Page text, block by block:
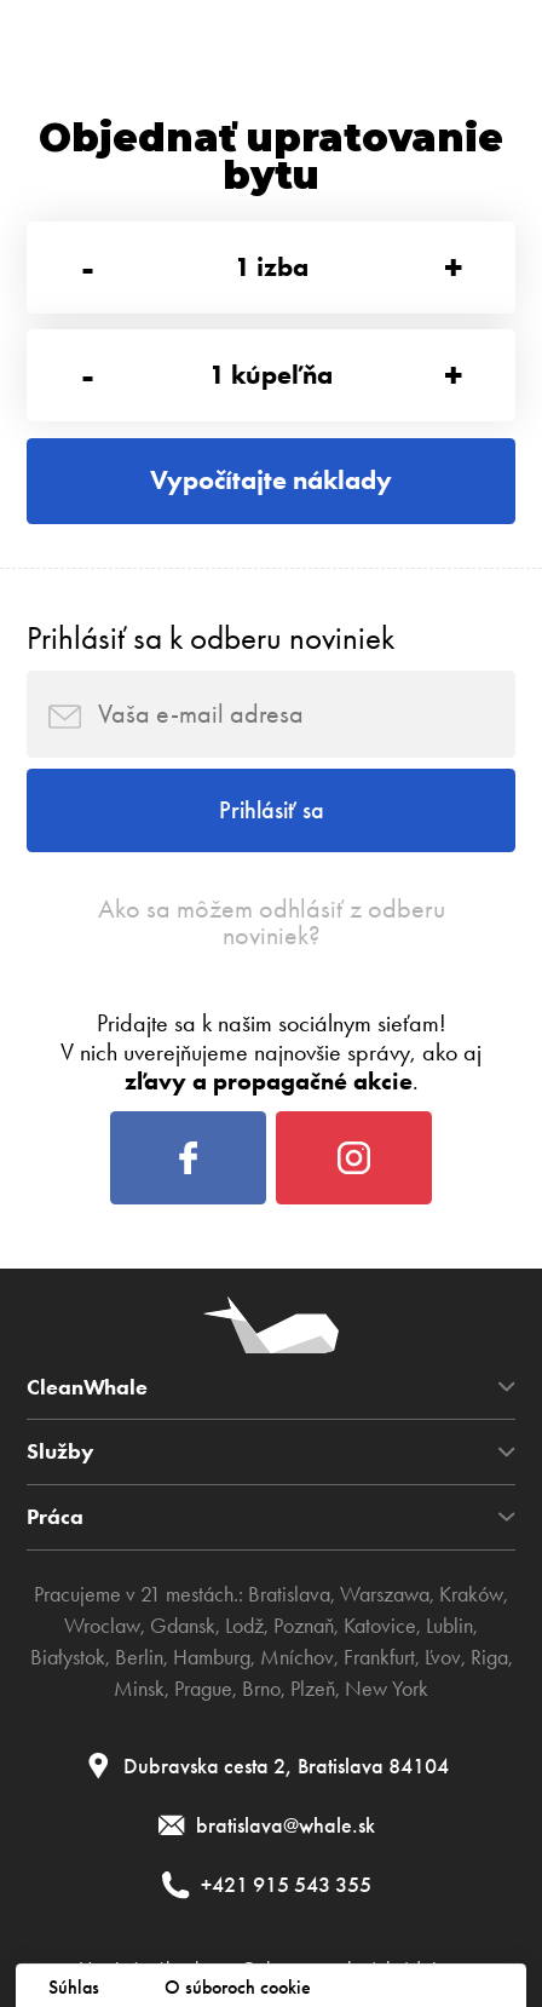
Súhlas O súboroch cookie
Objednať upratovanie
bytu
-
1 izba +
- 1 kúpeľňa +
Vypočítajte náklady
Prihlásiť sa k odberu noviniek
Prihlásiť sa
Ako sa môžem odhlásiť z odberu
noviniek?
Pridajte sa k našim sociálnym sieťam!
V nich uverejňujeme najnovšie správy, ako aj
zľavy a propagačné akcie.
CleanWhale
Služby
Práca
Pracujeme v 21 mestách.: Bratislava, Warszawa, Kraków,
Wroclaw, Gdansk, Lodž, Poznaň, Katovice, Lublin,
Białystok, Berlin, Hamburg, Mníchov, Frankfurt, Ľvov, Riga,
Minsk, Prague, Brno, Plzeň, New York
Dubravska cesta 2, Bratislava 84104
bratislava@whale.sk
+421 915 543 355
Verejná zákazka Ochrana osobných údajov